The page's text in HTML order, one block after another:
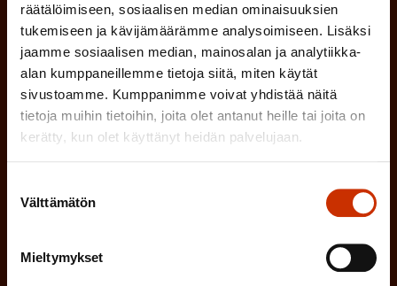
räätälöimiseen, sosiaalisen median ominaisuuksien
tukemiseen ja kävijämäärämme analysoimiseen. Lisäksi
jaamme sosiaalisen median, mainosalan ja analytiikka-
alan kumppaneillemme tietoja siitä, miten käytät
sivustoamme. Kumppanimme voivat yhdistää näitä
tietoja muihin tietoihin, joita olet antanut heille tai joita on
kerätty, kun olet käyttänyt heidän palvelujaan.
valinta
Välttämätön
Mieltymykset
Sukunimi (Pakollinen)
Sähköpostiosoite
(Pakollinen)
Millä kielellä haluat uutiskirjeesi(Pakollinen)
SUOMI RUOTSI
SAK:n viestintärekisterin